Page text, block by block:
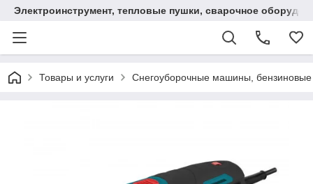
Электроинструмент, тепловые пушки, сварочное
Товары и услуги Снегоуборочные машины, бензиновые